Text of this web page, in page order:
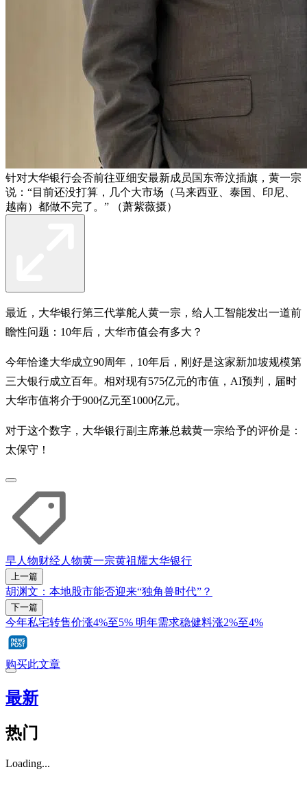
针对大华银行会否前往亚细安最新成员国东帝汶插旗，黄一宗
说：“目前还没打算，几个大市场（马来西亚、泰国、印尼、
越南）都做不完了。” （萧紫薇摄）
最近，大华银行第三代掌舵人黄一宗，给人工智能发出一道前
瞻性问题：10年后，大华市值会有多大？
今年恰逢大华成立90周年，10年后，刚好是这家新加坡规模第
三大银行成立百年。相对现有575亿元的市值，AI预判，届时
大华市值将介于900亿元至1000亿元。
对于这个数字，大华银行副主席兼总裁黄一宗给予的评价是：
太保守！
早人物财经人物黄一宗黄祖耀大华银行
上一篇
胡渊文：本地股市能否迎来“独角兽时代”？
下一篇
今年私宅转售价涨4%至5% 明年需求稳健料涨2%至4%
购买此文章
最新
热门
Loading...